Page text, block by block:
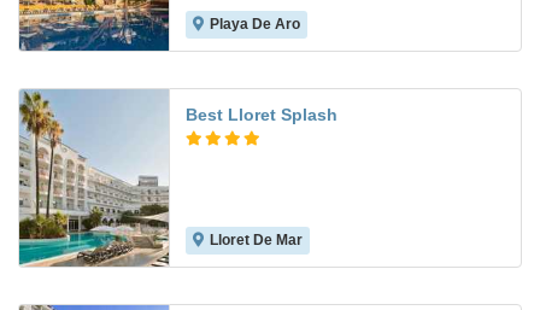
Playa De Aro
Best Lloret Splash
Lloret De Mar